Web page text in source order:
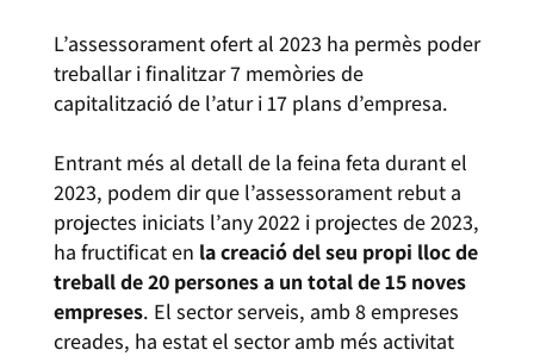
L’assessorament ofert al 2023 ha permès poder
treballar i finalitzar 7 memòries de
capitalització de l’atur i 17 plans d’empresa.
Entrant més al detall de la feina feta durant el
2023, podem dir que l’assessorament rebut a
projectes iniciats l’any 2022 i projectes de 2023,
ha fructificat en la creació del seu propi lloc de
treball de20 persones a un total de15 noves
empreses. El sector serveis, amb 8 empreses
creades, ha estat el sector amb més activitat